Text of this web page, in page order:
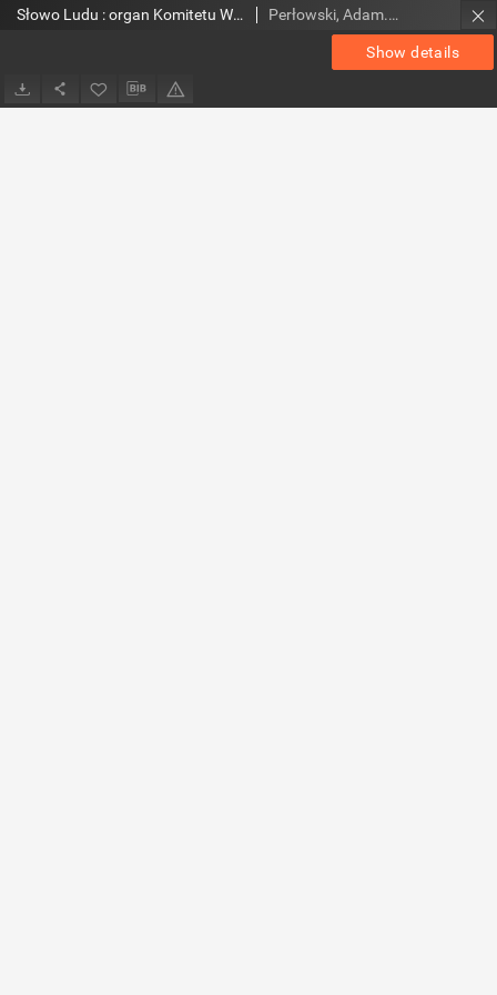
Show details
Słowo Ludu : organ Komitetu Wojewódzkiego Polskiej Zjednoczonej Partii Robotniczej, 1957, R.8, nr 131 Perłowski, Adam. Red.